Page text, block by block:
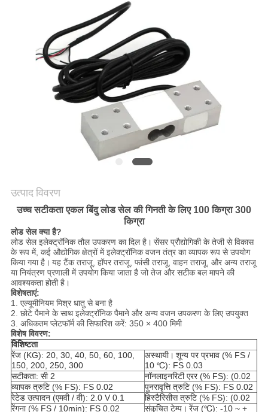
अनुरोध
नीति
उत्पाद विवरण
उच्च सटीकता एकल बिंदु लोड सेल की गिनती के लिए 100 किग्रा 300
किग्रा
लोड सेल क्या है?
लोड सेल इलेक्ट्रॉनिक तौल उपकरण का दिल है। सेंसर प्रौद्योगिकी के तेजी से विकास
के रूप में, कई औद्योगिक क्षेत्रों में इलेक्ट्रॉनिक वजन तंत्र का व्यापक रूप से उपयोग
किया गया है। यह टैंक तराजू, हॉपर तराजू, फांसी तराजू, वाहन तराजू, और अन्य तराजू
या नियंत्रण प्रणाली में उपयोग किया जाता है जो तेज और सटीक बल मापने की
आवश्यकता होती है।
विशेषताएं:
1. एल्यूमीनियम मिश्र धातु से बना है
2. छोटे पैमाने के साथ इलेक्ट्रॉनिक पैमाने और अन्य वजन उपकरण के लिए उपयुक्त
3. अधिकतम प्लेटफॉर्म की सिफारिश करें: 350 × 400 मिमी
विशेष विवरण:
विशिष्टता
रेंज (KG): 20, 30, 40, 50, 60, 100,
150, 200, 250, 300
अस्थायी। शून्य पर प्रभाव (% FS /
10 ℃): FS 0.03
सटीकता: सी 2
नॉनलाइनरिटी एरर (% FS): (0.02
व्यापक त्रुटि (% FS): FS 0.02
पुनरावृत्ति त्रुटि (% FS): FS 0.02
रेटेड उत्पादन (एमवी / वी): 2.0 V 0.1
हिस्टैरिसीस त्रुटि (% FS): (0.02
रेंगना (% FS / 10min): FS 0.02
संकुचित टेम्प। रेंज (℃): -10 ~ +